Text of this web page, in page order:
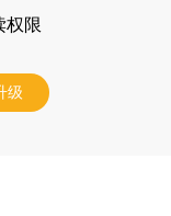
权限
级